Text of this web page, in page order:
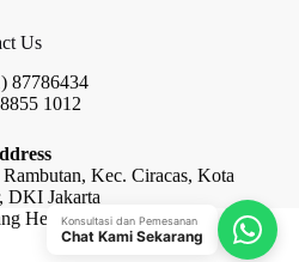
Us
87786434
1012
Kec. Ciracas, Kota
DKI Jakarta
Heayy Duty by Raja Rak
Konsultasi dan Pemesanan
Chat Kami Sekarang